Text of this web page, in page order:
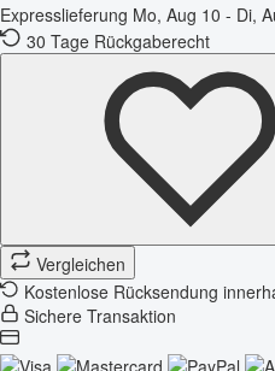
Expresslieferung Mo, Aug 10 - Di,
30 Tage Rückgaberecht
Vergleichen
Kostenlose Rücksendung
Sichere Transaktion